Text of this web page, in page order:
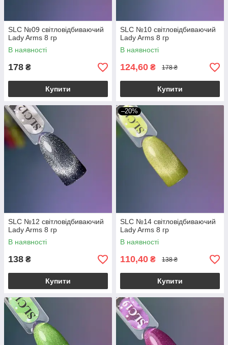
SLC №09 світловідбиваючий
Lady Arms 8 гр
В наявності
178 ₴
Купити
SLC №10 світловідбиваючий
Lady Arms 8 гр
В наявності
124,60 ₴ 178 ₴
Купити
SLC №12 світловідбиваючий
Lady Arms 8 гр
В наявності
138 ₴
Купити
–20%
SLC №14 світловідбиваючий
Lady Arms 8 гр
В наявності
110,40 ₴ 138 ₴
Купити